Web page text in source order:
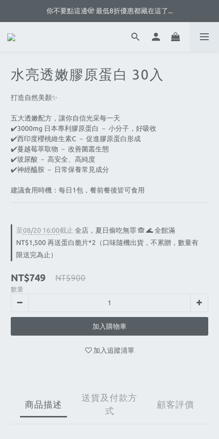
你不要點這邊🫣 最低8折優惠都藏在這了...
夏天偷吃無罪🌊 全館滿 NT$1,500 送蛋白脆片 *2
你不要點這邊🫣 最低8折優惠都藏在這了...
水亮透嫩膠原蛋白 30入
打造自然美顏✨
五大透嫩配方，讓你自信光采每一天
✔️3000mg 日本專利膠原蛋白 － 小分子，好吸收
✔️西印度櫻桃維生素C － 促進膠原蛋白形成
✔️蔓越莓萃取物 － 改善菌叢生態
✔️玻尿酸 － 高安全、高純度
✔️神經醯胺 － 日常保養常見成分
建議食用時機：每日1包，餐前餐後皆可食用
至08/20 16:00截止 全店，夏日偷吃無罪 🙈 🌊 全館滿
NT$1,500 再送蛋白脆片*2（口味隨機出貨，不累贈，數量有
限送完為止）
NT$749 NT$900
數量
加入購物車
加入追蹤清單
商品描述
送貨及付款方
式
顧客評價